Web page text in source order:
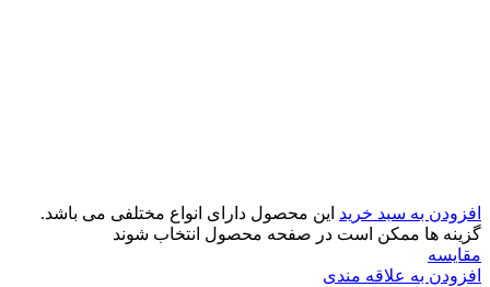
افزودن به سبد خرید این محصول دارای انواع مختلفی می باشد.
گزینه ها ممکن است در صفحه محصول انتخاب شوند
مقایسه
افزودن به علاقه مندی